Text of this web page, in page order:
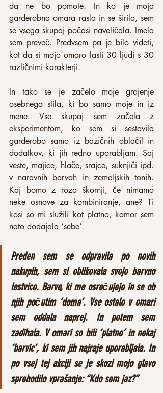
da ne bo pomote. In ko je moja
garderobna omara rasla in se širila, sem
se vsega skupaj počasi naveličala. Imela
sem preveč. Predvsem pa je bilo videti,
kot da si mojo omaro lasti 30 ljudi s 30
različnimi karakterji.
In tako se je začelo moje grajenje
osebnega stila, ki bo samo moje in iz
mene. Vse skupaj sem začela z
eksperimentom, ko sem si sestavila
garderobo samo iz bazičnih oblačil in
dodatkov, ki jih redno uporabljam. Saj
veste, majice, hlače, srajce, suknjiči ipd.
v naravnih barvah in zemeljskih tonih.
Kaj bomo z roza škornji, če nimamo
neke osnove za kombiniranje, ane? Ti
kosi so mi služili kot platno, kamor sem
nato dodajala ‘sebe’.
Preden sem se odpravila po novih
nakupih, sem si oblikovala svojo barvno
lestvico. Barve, ki me osrečujejo in se ob
njih počutim ‘doma’. Vse ostalo v omari
sem oddala naprej. In potem sem
zadihala. V omari so bili ‘platno’ in nekaj
‘barvic’, ki sem jih najraje uporabljala. In
po vsej tej akciji se je skozi mojo glavo
sprehodilo vprašanje: “Kdo sem jaz?”